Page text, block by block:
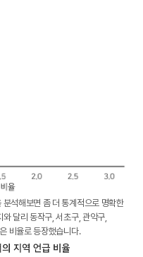
석해보면 좀 더 통계적으로 명확한
달리 동작구, 서초구, 관악구,
비율로 등장했습니다.